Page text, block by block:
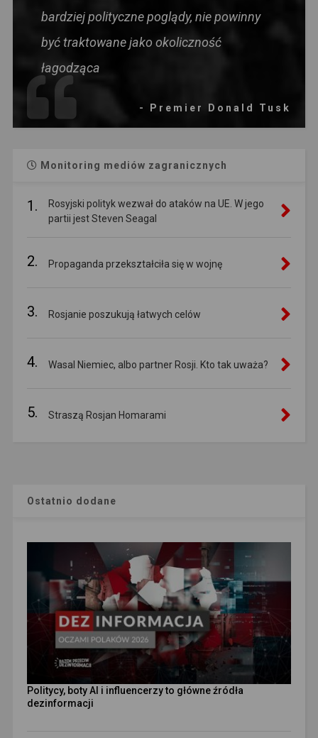
bardziej polityczne poglądy, nie powinny
być traktowane jako okoliczność
łagodząca
- Premier Donald Tusk
Monitoring mediów zagranicznych
1.
Rosyjski polityk wezwał do ataków na UE. W jego
partii jest Steven Seagal
2. Propaganda przekształciła się w wojnę
3. Rosjanie poszukują łatwych celów
4. Wasal Niemiec, albo partner Rosji. Kto tak uważa?
5. Straszą Rosjan Homarami
Ostatnio dodane
Politycy, boty AI i influencerzy to główne źródła
dezinformacji